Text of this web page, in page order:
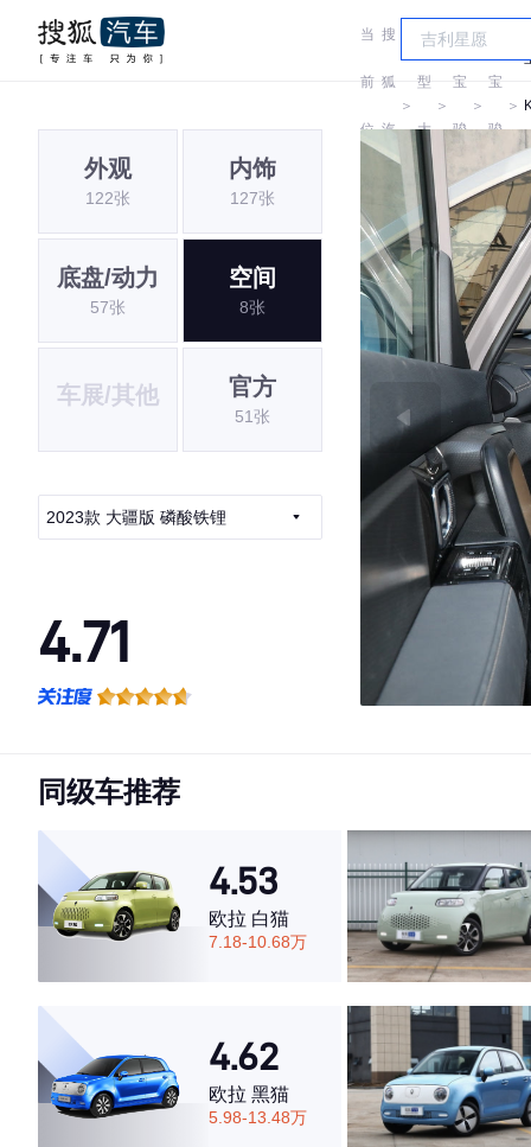
当
前
位
搜
狐
汽
＞
车
型
大
全
＞
宝
骏
＞
宝
骏
＞
外观
122张
内饰
127张
底盘/动力
57张
空间
8张
车展/其他 官方
51张
2023款 大疆版 磷酸铁锂
4.71
·空间表现一般，低于54%同级车
同级车推荐
4.53
欧拉 白猫
7.18-10.68万
4.62
欧拉 黑猫
5.98-13.48万